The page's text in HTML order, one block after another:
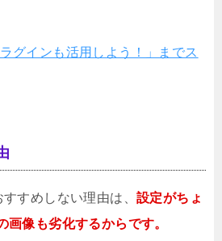
グインも活用しよう！」までス
すめしない理由は、 設定がちょ
画像も劣化するからです。